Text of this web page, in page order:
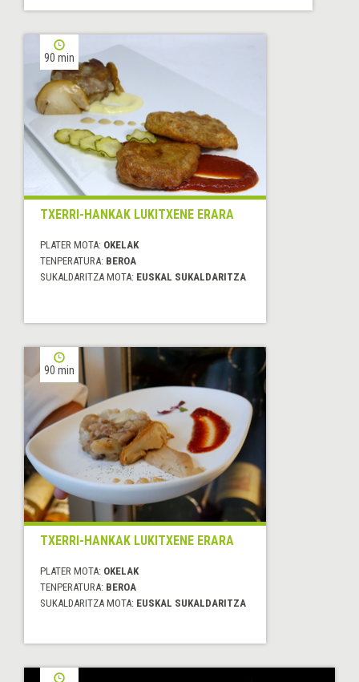
90 min
TXERRI-HANKAK LUKITXENE ERARA
PLATER MOTA: OKELAK
TENPERATURA: BEROA
SUKALDARITZA MOTA: EUSKAL SUKALDARITZA
90 min
TXERRI-HANKAK LUKITXENE ERARA
PLATER MOTA: OKELAK
TENPERATURA: BEROA
SUKALDARITZA MOTA: EUSKAL SUKALDARITZA